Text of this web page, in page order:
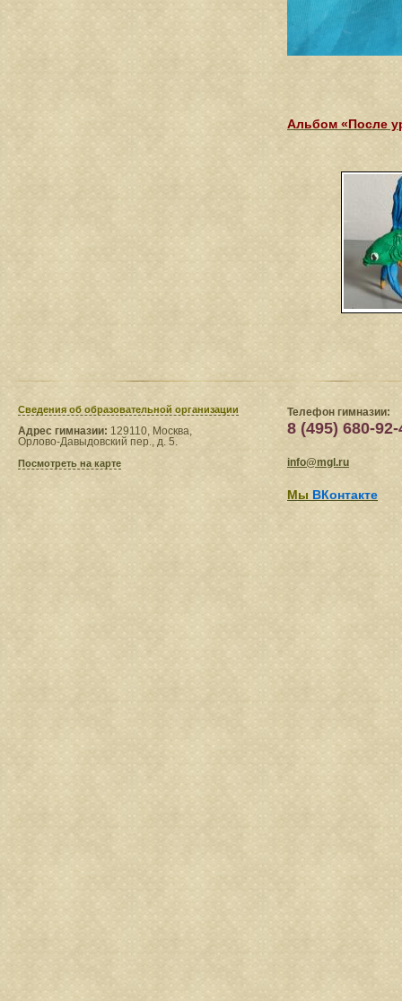
Альбом «После
Сведения​ об образовательной организации
Адрес гимназии: 129110, Москва,
Орлово-Давыдовский пер., д. 5.
Посмотреть на карте
Телефон гимназии:
8 (495) 680-92-
info@mgl.ru
Мы ВКонтакте